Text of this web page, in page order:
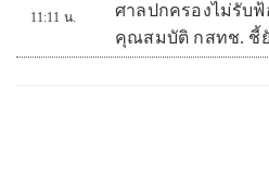
11:11 น.
ศาลปกครองไม่รับ
คุณสมบัติ กสทช. ชี้ยั